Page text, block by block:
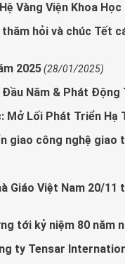
Vàng Viện Khoa Học
hỏi và chúc Tết
2025(28/01/2025)
Đầu Năm & Phát
Mở Lối Phát Triển Hạ
giao công nghệ giao
Giáo Việt Nam 20/11
tới kỷ niệm 80 năm
ty Tensar